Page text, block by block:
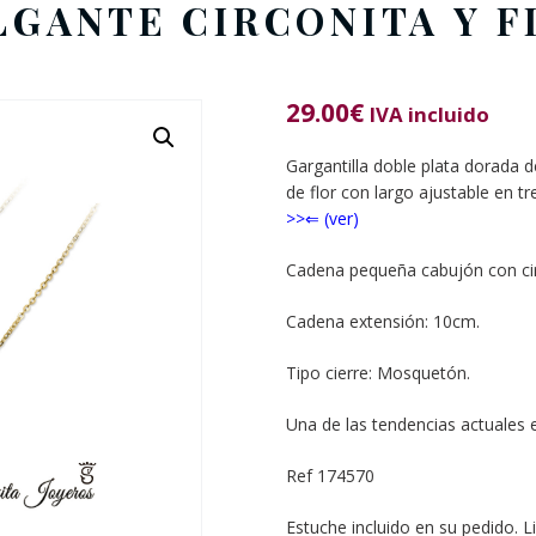
CIRCONITA Y
29.00€ IVA incluido
Gargantilla doble plata dorada
de flor con largo ajustable en
>>⇐ (ver)
Cadena pequeña cabujón con
Cadena extensión: 10cm.
Tipo cierre: Mosquetón.
Una de las tendencias actuales
Ref 174570
Estuche incluido en su pedido.